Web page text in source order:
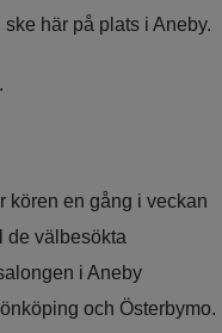
här på plats i Aneby.
kören en gång i veckan
de välbesökta
i Aneby
och Österbymo.